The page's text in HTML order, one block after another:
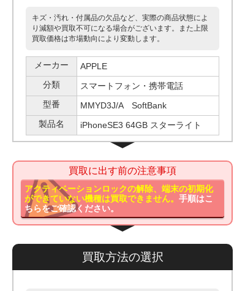
キズ・汚れ・付属品の欠品など、実際の商品状態によ
り減額や買取不可になる場合がございます。また上限
買取価格は市場動向により変動します。
メーカー
APPLE
分類
スマートフォン・携帯電話
型番
MMYD3J/A SoftBank
製品名
iPhoneSE3 64GB スターライト
買取に出す前の注意事項
アクティベーションロックの解除、端末の初期化
ができていない機種は買取できません。手順はこ
ちらをご確認ください。
買取方法の選択